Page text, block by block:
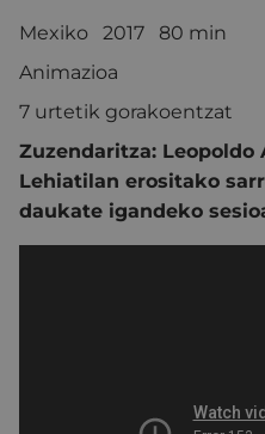
Mexiko 2017 80 min
Animazioa
7 urtetik gorakoentzat
Zuzendaritza: Leopoldo
Lehiatilan erositako
daukate igandeko